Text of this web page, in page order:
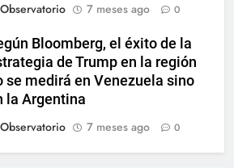
Observatorio
7 meses ago 0
Bloomberg, el éxito de la
de Trump en la región
se medirá en Venezuela sino
la Argentina
Observatorio
7 meses ago 0